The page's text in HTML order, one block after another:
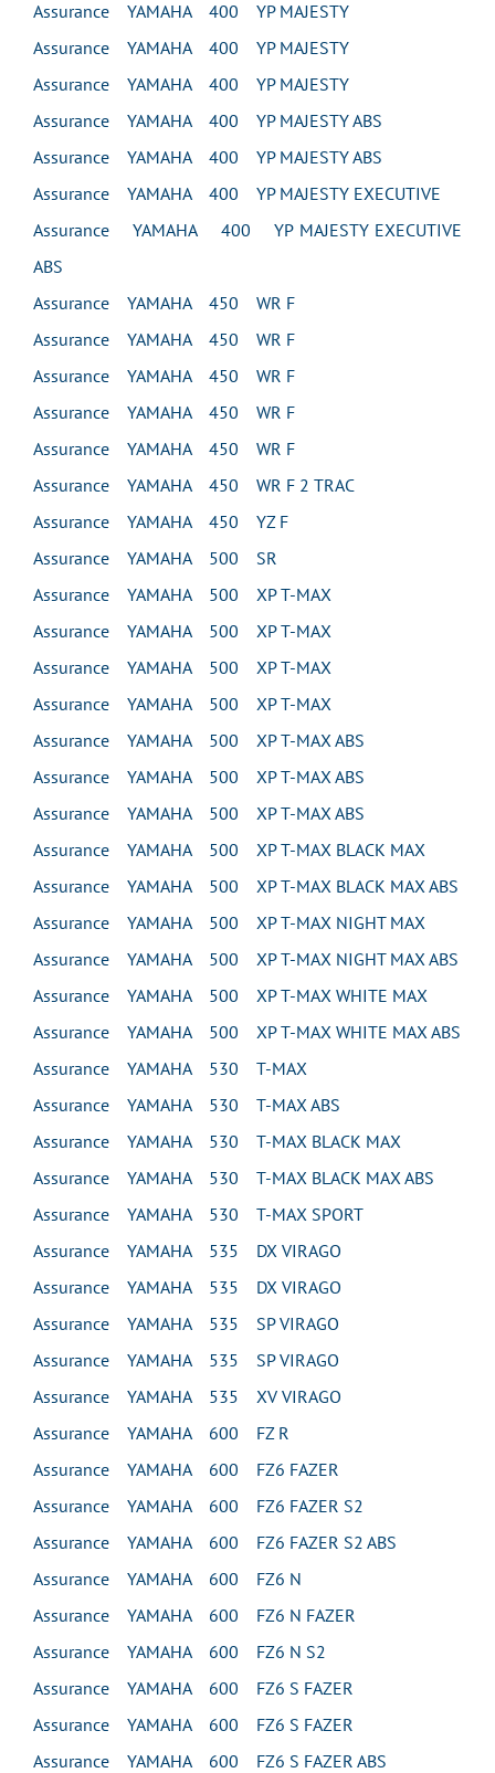
Assurance YAMAHA 400 YP MAJESTY
Assurance YAMAHA 400 YP MAJESTY
Assurance YAMAHA 400 YP MAJESTY
Assurance YAMAHA 400 YP MAJESTY ABS
Assurance YAMAHA 400 YP MAJESTY ABS
Assurance YAMAHA 400 YP MAJESTY EXECUTIVE
Assurance YAMAHA 400 YP MAJESTY EXECUTIVE
ABS
Assurance YAMAHA 450 WR F
Assurance YAMAHA 450 WR F
Assurance YAMAHA 450 WR F
Assurance YAMAHA 450 WR F
Assurance YAMAHA 450 WR F
Assurance YAMAHA 450 WR F 2 TRAC
Assurance YAMAHA 450 YZ F
Assurance YAMAHA 500 SR
Assurance YAMAHA 500 XP T-MAX
Assurance YAMAHA 500 XP T-MAX
Assurance YAMAHA 500 XP T-MAX
Assurance YAMAHA 500 XP T-MAX
Assurance YAMAHA 500 XP T-MAX ABS
Assurance YAMAHA 500 XP T-MAX ABS
Assurance YAMAHA 500 XP T-MAX ABS
Assurance YAMAHA 500 XP T-MAX BLACK MAX
Assurance YAMAHA 500 XP T-MAX BLACK MAX ABS
Assurance YAMAHA 500 XP T-MAX NIGHT MAX
Assurance YAMAHA 500 XP T-MAX NIGHT MAX ABS
Assurance YAMAHA 500 XP T-MAX WHITE MAX
Assurance YAMAHA 500 XP T-MAX WHITE MAX ABS
Assurance YAMAHA 530 T-MAX
Assurance YAMAHA 530 T-MAX ABS
Assurance YAMAHA 530 T-MAX BLACK MAX
Assurance YAMAHA 530 T-MAX BLACK MAX ABS
Assurance YAMAHA 530 T-MAX SPORT
Assurance YAMAHA 535 DX VIRAGO
Assurance YAMAHA 535 DX VIRAGO
Assurance YAMAHA 535 SP VIRAGO
Assurance YAMAHA 535 SP VIRAGO
Assurance YAMAHA 535 XV VIRAGO
Assurance YAMAHA 600 FZ R
Assurance YAMAHA 600 FZ6 FAZER
Assurance YAMAHA 600 FZ6 FAZER S2
Assurance YAMAHA 600 FZ6 FAZER S2 ABS
Assurance YAMAHA 600 FZ6 N
Assurance YAMAHA 600 FZ6 N FAZER
Assurance YAMAHA 600 FZ6 N S2
Assurance YAMAHA 600 FZ6 S FAZER
Assurance YAMAHA 600 FZ6 S FAZER
Assurance YAMAHA 600 FZ6 S FAZER ABS